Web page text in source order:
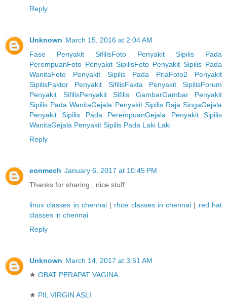
Reply
Unknown March 15, 2016 at 2:04 AM
Fase Penyakit SifilisFoto Penyakit Sipilis Pada
PerempuanFoto Penyakit SipilisFoto Penyakit Sipilis Pada
WanitaFoto Penyakit Sipilis Pada PriaFoto2 Penyakit
SipilisFaktor Penyakit SifilisFakta Penyakit SipilisForum
Penyakit SifilisPenyakit Sifilis GambarGambar Penyakit
Sipilis Pada WanitaGejala Penyakit Sipilis Raja SingaGejala
Penyakit Sipilis Pada PerempuanGejala Penyakit Sipilis
WanitaGejala Penyakit Sipilis Pada Laki Laki
Reply
eonmech January 6, 2017 at 10:45 PM
Thanks for sharing , nice stuff
linux classes in chennai | rhce classes in chennai | red hat
classes in chennai
Reply
Unknown March 14, 2017 at 3:51 AM
★ OBAT PERAPAT VAGINA
★ PIL VIRGIN ASLI